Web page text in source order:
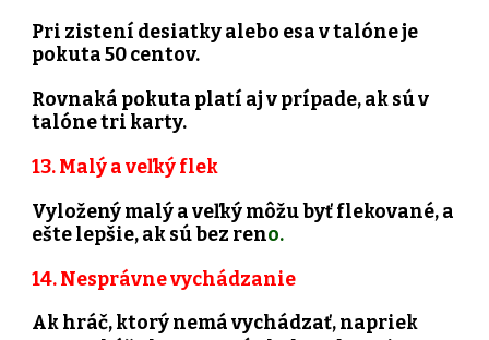
Pri zistení desiatky alebo esa v talóne je
pokuta 50 centov.
Rovnaká pokuta platí aj v prípade, ak sú v
talóne tri karty.
13. Malý a veľký flek
Vyložený malý a veľký môžu byť flekované, a
ešte lepšie, ak sú bez reno.
14. Nesprávne vychádzanie
Ak hráč, ktorý nemá vychádzať, napriek